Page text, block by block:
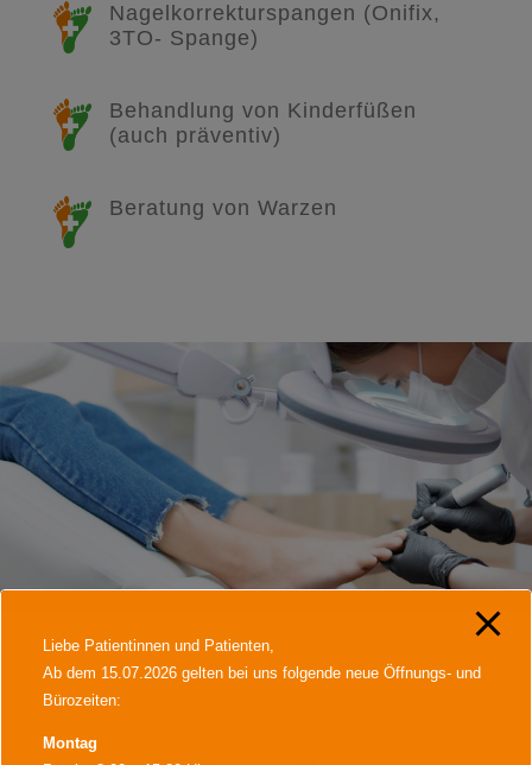
Nagelkorrekturspangen (Onifix,
3TO- Spange)
Behandlung von Kinderfüßen
(auch präventiv)
Beratung von Warzen
Liebe Patientinnen und Patienten,
Ab dem 15.07.2026 gelten bei uns folgende neue Öffnungs- und
Bürozeiten:
Montag